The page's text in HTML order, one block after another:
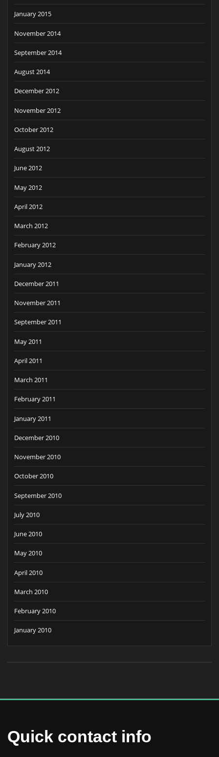
January 2015
November 2014
September 2014
August 2014
December 2012
November 2012
October 2012
August 2012
June 2012
May 2012
April 2012
March 2012
February 2012
January 2012
December 2011
November 2011
September 2011
May 2011
April 2011
March 2011
February 2011
January 2011
December 2010
November 2010
October 2010
September 2010
July 2010
June 2010
May 2010
April 2010
March 2010
February 2010
January 2010
Quick contact info